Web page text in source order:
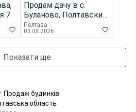
7
Продам дачу в с.
Буланово, Полтавский
район, 10км. от
Полтавы.
Полтава
03.08.2026
Показати ще
Продаж будинків
область